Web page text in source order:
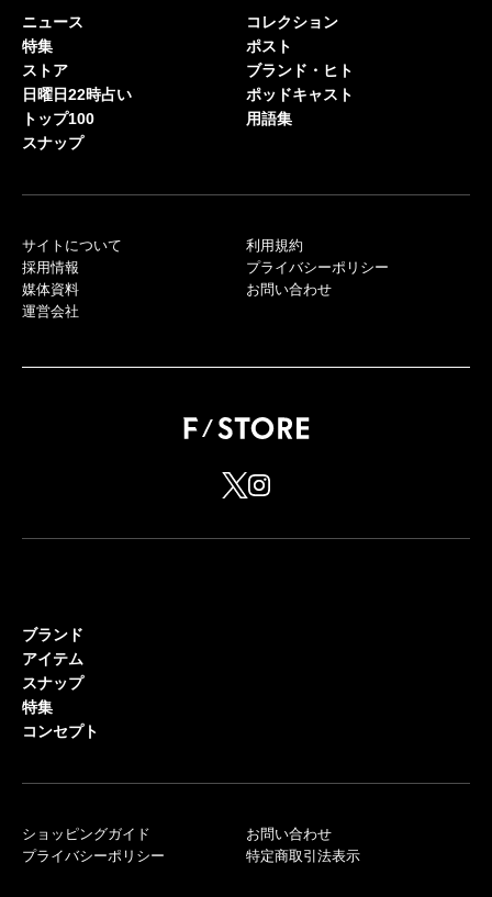
ニュース
特集
ストア
日曜日22時占い
トップ100
スナップ
コレクション
ポスト
ブランド・ヒト
ポッドキャスト
用語集
サイトについて
採用情報
媒体資料
運営会社
利用規約
プライバシーポリシー
お問い合わせ
ブランド
アイテム
スナップ
特集
コンセプト
ショッピングガイド
プライバシーポリシー
お問い合わせ
特定商取引法表示